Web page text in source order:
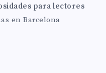
para lectores
en Barcelona